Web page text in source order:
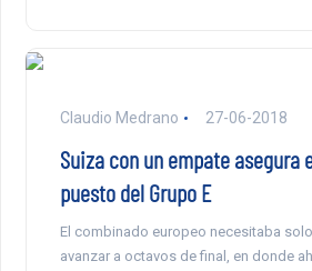
Claudio Medrano 27-06-2018
Suiza con un empate asegura
puesto del Grupo E
El combinado europeo necesitaba
avanzar a octavos de final, en donde